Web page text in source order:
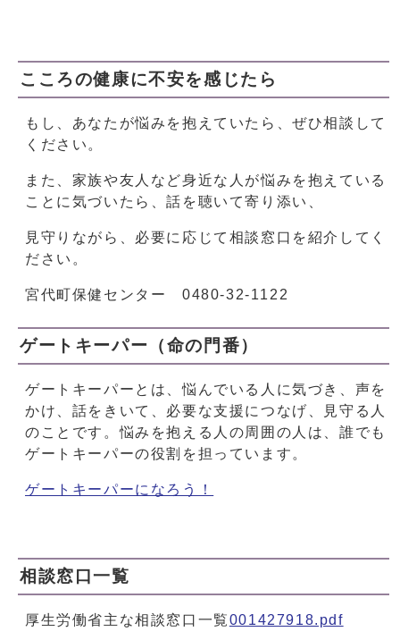
こころの健康に不安を感じたら
もし、あなたが悩みを抱えていたら、ぜひ相談して
ください。
また、家族や友人など身近な人が悩みを抱えている
ことに気づいたら、話を聴いて寄り添い、
見守りながら、必要に応じて相談窓口を紹介してく
ださい。
宮代町保健センター 0480-32-1122
ゲートキーパー（命の門番）
ゲートキーパーとは、悩んでいる人に気づき、声を
かけ、話をきいて、必要な支援につなげ、見守る人
のことです。悩みを抱える人の周囲の人は、誰でも
ゲートキーパーの役割を担っています。
ゲートキーパーになろう！
相談窓口一覧
厚生労働省主な相談窓口一覧001427918.pdf